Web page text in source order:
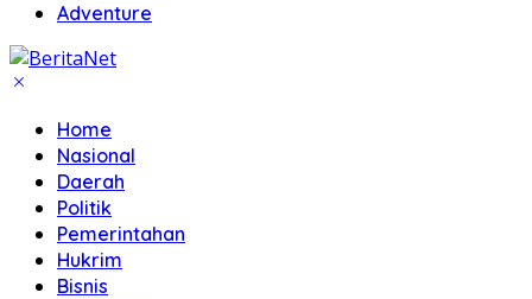
Adventure
Home
Nasional
Daerah
Politik
Pemerintahan
Hukrim
Bisnis